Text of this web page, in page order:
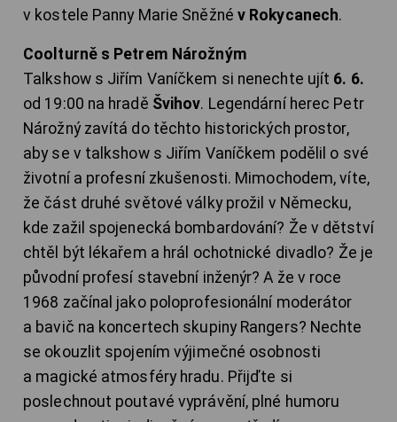
v kostele Panny Marie Sněžné v Rokycanech.
Coolturně s Petrem Nárožným
Talkshow s Jiřím Vaníčkem si nenechte ujít 6. 6.
od 19:00 na hradě Švihov. Legendární herec Petr
Nárožný zavítá do těchto historických prostor,
aby se v talkshow s Jiřím Vaníčkem podělil o své
životní a profesní zkušenosti. Mimochodem, víte,
že část druhé světové války prožil v Německu,
kde zažil spojenecká bombardování? Že v dětství
chtěl být lékařem a hrál ochotnické divadlo? Že je
původní profesí stavební inženýr? A že v roce
1968 začínal jako poloprofesionální moderátor
a bavič na koncertech skupiny Rangers? Nechte
se okouzlit spojením výjimečné osobnosti
a magické atmosféry hradu. Přijďte si
poslechnout poutavé vyprávění, plné humoru